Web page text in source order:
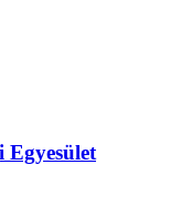
Egyesület